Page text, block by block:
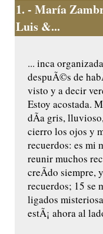
1. - María
Luis &...
... inca
despuÃ©s de
visto y a decir
Estoy acostada.
dÃ­a gris,
cierro los ojos y
recuerdos: es mi
reunir muchos
creÃ­do siempre,
recuerdos; 15 se
ligados
estÃ¡ ahora al